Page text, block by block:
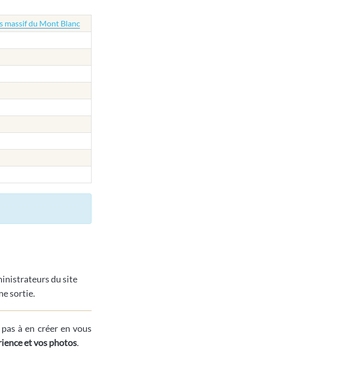
massif du Mont Blanc
du site
sortie.
à en créer en vous
et vos photos.